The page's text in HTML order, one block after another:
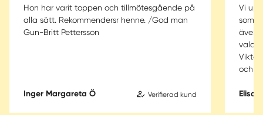
Hon har varit toppen och tillmötesgående på
alla sätt. Rekommendersr henne. /God man
Gun-Britt Pettersson
Inger Margareta Ö Verifierad kund
Vi
som
även
valde
och